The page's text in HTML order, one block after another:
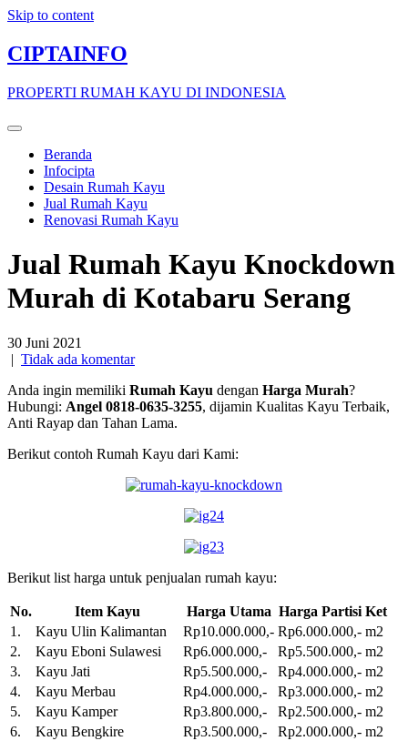
Skip to content
CIPTAINFO
PROPERTI RUMAH KAYU DI INDONESIA
Beranda
Infocipta
Desain Rumah Kayu
Jual Rumah Kayu
Renovasi Rumah Kayu
Jual Rumah Kayu Knockdown
Murah di Kotabaru Serang
30 Juni 2021
| Tidak ada komentar
Anda ingin memiliki Rumah Kayu dengan Harga Murah?
Hubungi: Angel 0818-0635-3255, dijamin Kualitas Kayu Terbaik,
Anti Rayap dan Tahan Lama.
Berikut contoh Rumah Kayu dari Kami:
Berikut list harga untuk penjualan rumah kayu:
No. Item Kayu Harga Utama Harga Partisi Ket
1.
Kayu Ulin Kalimantan Rp10.000.000,- Rp6.000.000,- m2
2.
Kayu Eboni Sulawesi Rp6.000.000,- Rp5.500.000,- m2
3.
Kayu Jati Rp5.500.000,- Rp4.000.000,- m2
4.
Kayu Merbau Rp4.000.000,- Rp3.000.000,- m2
5.
Kayu Kamper Rp3.800.000,- Rp2.500.000,- m2
6.
Kayu Bengkire Rp3.500.000,- Rp2.000.000,- m2